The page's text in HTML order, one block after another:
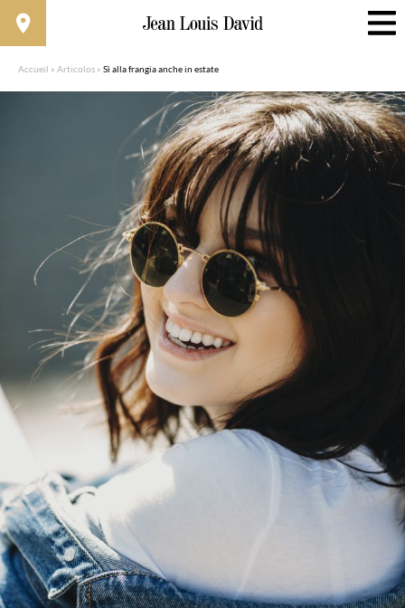
Accueil » Articolos » Sì alla frangia anche in estate